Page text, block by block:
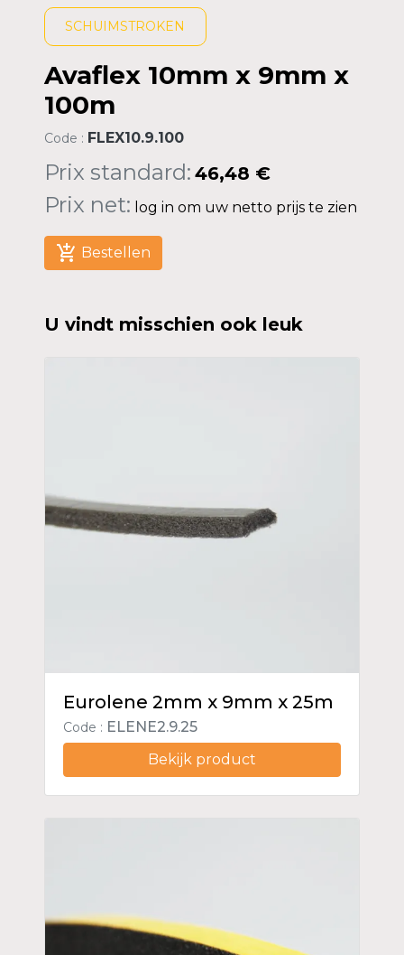
SCHUIMSTROKEN
Avaflex 10mm x 9mm x
100m
Code : FLEX10.9.100
Prix standard: 46,48 €
Prix net: log in om uw netto prijs te zien
add_shopping_cart Bestellen
U vindt misschien ook leuk
Eurolene 2mm x 9mm x 25m
Code : ELENE2.9.25
Bekijk product